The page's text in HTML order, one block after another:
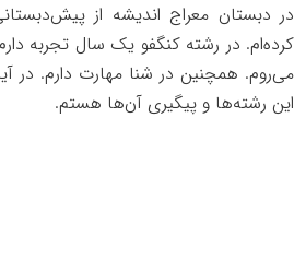
در دبستان معراج اندیشه از
کرده‌ام. در رشته کنگفو یک سال تجربه
می‌روم. همچنین در شنا مهارت دارم. در
این رشته‌ها و پیگیری آن‌ها هستم.